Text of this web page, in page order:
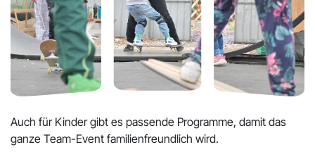
Auch für Kinder gibt es passende Programme, damit das
ganze Team-Event familienfreundlich wird.